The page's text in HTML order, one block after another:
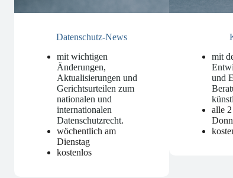
Datenschutz-News
mit wichtigen
Änderungen,
Aktualisierungen und
Gerichtsurteilen zum
nationalen und
internationalen
Datenschutzrecht.
wöchentlich am
Dienstag
kostenlos
mit
und
alle